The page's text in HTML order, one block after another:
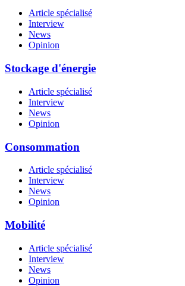
Article spécialisé
Interview
News
Opinion
Stockage d'énergie
Article spécialisé
Interview
News
Opinion
Consommation
Article spécialisé
Interview
News
Opinion
Mobilité
Article spécialisé
Interview
News
Opinion